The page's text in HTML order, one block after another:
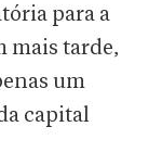
para a
mais tarde,
um
capital